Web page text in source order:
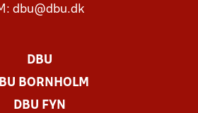
dbu@dbu.dk
DBU
BORNHOLM
DBU FYN